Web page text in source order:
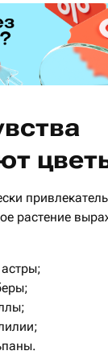
растение